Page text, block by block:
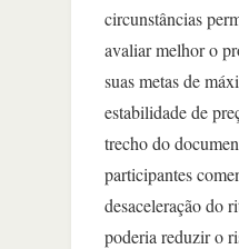
circunstâncias
avaliar melhor o
suas metas de
estabilidade de
trecho do
participantes
desaceleração do
poderia reduzir o